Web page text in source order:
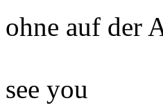
ohne auf der
see you